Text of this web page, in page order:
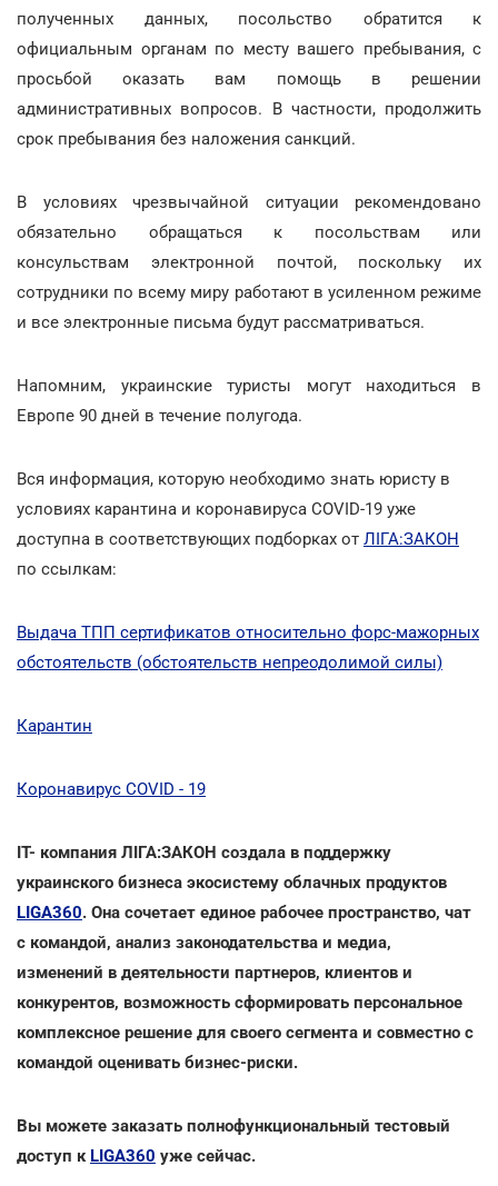
полученных данных, посольство обратится к
официальным органам по месту вашего пребывания, с
просьбой оказать вам помощь в решении
административных вопросов. В частности, продолжить
срок пребывания без наложения санкций.
В условиях чрезвычайной ситуации рекомендовано
обязательно обращаться к посольствам или
консульствам электронной почтой, поскольку их
сотрудники по всему миру работают в усиленном режиме
и все электронные письма будут рассматриваться.
Напомним, украинские туристы могут находиться в
Европе 90 дней в течение полугода.
Вся информация, которую необходимо знать юристу в
условиях карантина и коронавируса COVID-19 уже
доступна в соответствующих подборках от ЛІГА:ЗАКОН
по ссылкам:
Выдача ТПП сертификатов относительно форс-мажорных
обстоятельств (обстоятельств непреодолимой силы)
Карантин
Коронавирус COVID - 19
IT- компания ЛІГА:ЗАКОН создала в поддержку
украинского бизнеса экосистему облачных продуктов
LIGA360. Она сочетает единое рабочее пространство, чат
с командой, анализ законодательства и медиа,
изменений в деятельности партнеров, клиентов и
конкурентов, возможность сформировать персональное
комплексное решение для своего сегмента и совместно с
командой оценивать бизнес-риски.
Вы можете заказать полнофункциональный тестовый
доступ к LIGA360 уже сейчас.